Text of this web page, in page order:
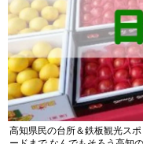
高知県民の台所＆鉄板観光ス